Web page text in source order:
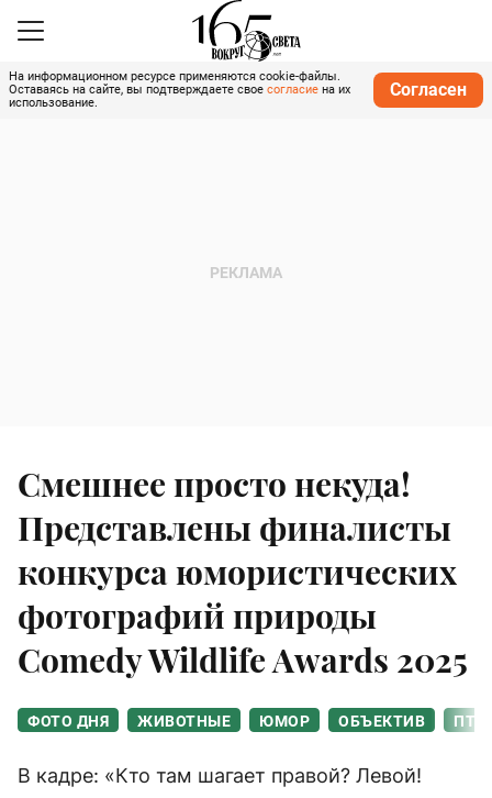
На информационном ресурсе применяются cookie-файлы.
Оставаясь на сайте, вы подтверждаете свое согласие на их
использование.
Согласен
Смешнее просто некуда!
Представлены финалисты
конкурса юмористических
фотографий природы
Comedy Wildlife Awards 2025
ФОТО ДНЯ ЖИВОТНЫЕ ЮМОР ОБЪЕКТИВ
В кадре: «Кто там шагает правой? Левой!